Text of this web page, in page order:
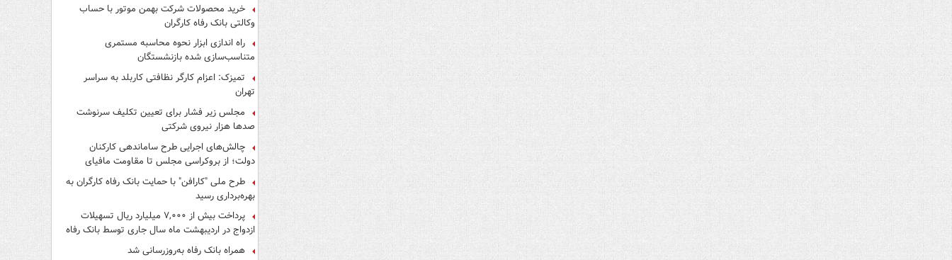
خرید محصولات شرکت بهمن موتور با حساب
وکالتی بانک رفاه کارگران
راه اندازی ابزار نحوه محاسبه مستمری
متناسب‌سازی شده بازنشستگان
تمیزک: اعزام کارگر نظافتی کاربلد به سراسر
تهران
مجلس زیر فشار برای تعیین تکلیف سرنوشت
صدها هزار نیروی شرکتی
چالش‌های اجرایی طرح ساماندهی کارکنان
دولت؛ از بروکراسی مجلس تا مقاومت مافیای
واسطه‌گری
طرح ملی "کارافن" با حمایت بانک رفاه کارگران به
بهره‌برداری رسید
پرداخت بیش از ۷,۰۰۰ میلیارد ریال تسهیلات
ازدواج در اردیبهشت ماه سال جاری توسط بانک رفاه
کارگران
همراه بانک رفاه به‌روزرسانی شد